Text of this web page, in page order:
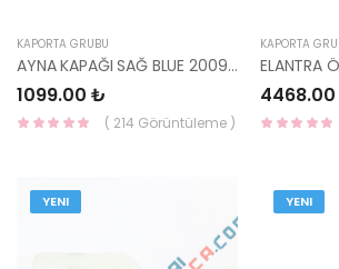
KAPORTA GRUBU
AYNA KAPAĞI SAĞ BLUE 2009- GRİ 87626-1R010ARHM-HMC
1099.00 ₺
( 214 Görüntüleme )
KAPORTA
YENI YENI